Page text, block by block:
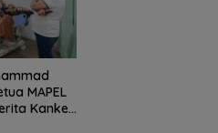
MAPEL
Kanker